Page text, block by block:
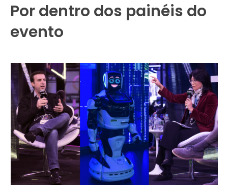
Por dentro dos painéis do
evento